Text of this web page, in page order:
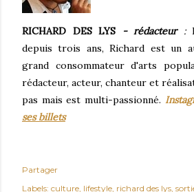
RICHARD DES LYS - rédacteur :
depuis trois ans, Richard est un
grand consommateur d'arts
rédacteur, acteur, chanteur et
pas mais est multi-passionné.
ses billets
Partager
Labels: culture lifestyle richard des lys